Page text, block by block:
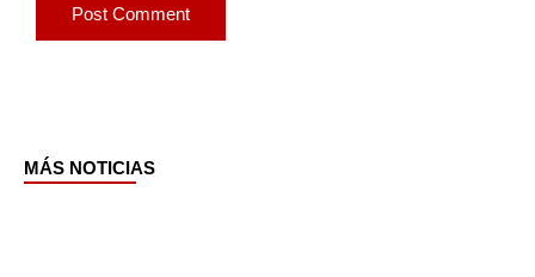
MÁS NOTICIAS